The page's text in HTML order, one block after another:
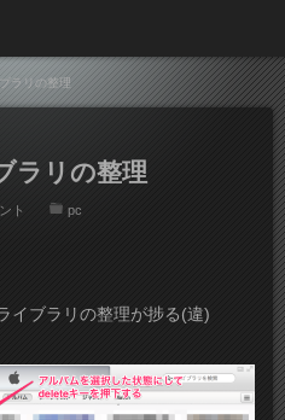
ラリの整理
ラリの整理
ト
pc
イブラリの整理が捗る(違)